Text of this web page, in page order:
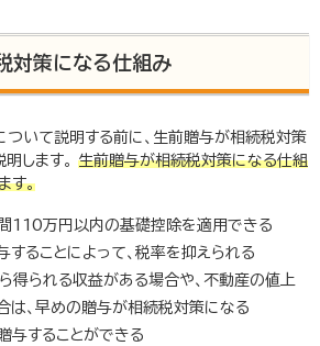
対策になる仕組み
いて説明する前に、生前贈与が相続税対策
します。 生前贈与が相続税対策になる仕組
す。
110 万円以内の基礎控除を適用できる
することによって、税率を抑えられる
得られる収益がある場合や、不動産の値上
は、早めの贈与が相続税対策になる
与することができる